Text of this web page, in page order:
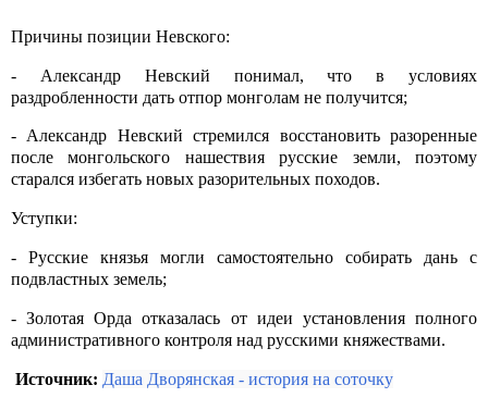
Причины позиции Невского:
- Александр Невский понимал, что в условиях
раздробленности дать отпор монголам не получится;
- Александр Невский стремился восстановить разоренные
после монгольского нашествия русские земли, поэтому
старался избегать новых разорительных походов.
Уступки:
- Русские князья могли самостоятельно собирать дань с
подвластных земель;
- Золотая Орда отказалась от идеи установления полного
административного контроля над русскими княжествами.
Источник: Даша Дворянская - история на соточку